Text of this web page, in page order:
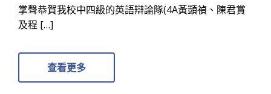
掌聲恭賀我校中四級的英語辯論隊(4A黃顗禎、陳君賞
及程 […]
查看更多